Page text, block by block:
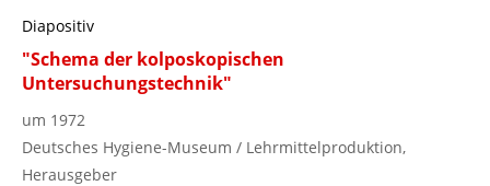
Diapositiv
"Schema der kolposkopischen
Untersuchungstechnik"
um 1972
Deutsches Hygiene-Museum / Lehrmittelproduktion,
Herausgeber